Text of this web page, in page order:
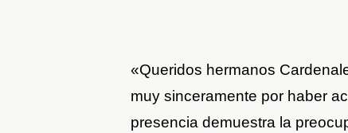
«Queridos hermanos
muy sinceramente por haber
presencia demuestra la